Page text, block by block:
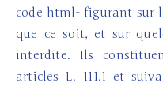
code html- figurant sur
que ce soit, et sur
interdite. Ils
articles L. 111.1 et